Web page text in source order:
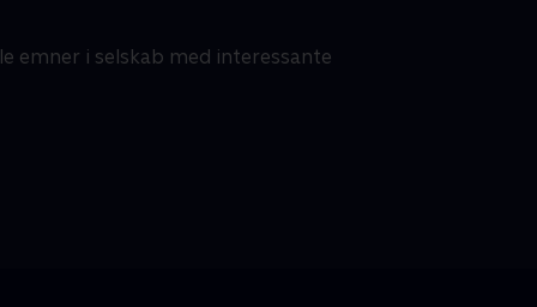
emner i selskab med interessante